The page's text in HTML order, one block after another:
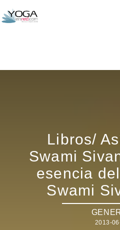
Libros/
Swami
esencia
Swami
2013-